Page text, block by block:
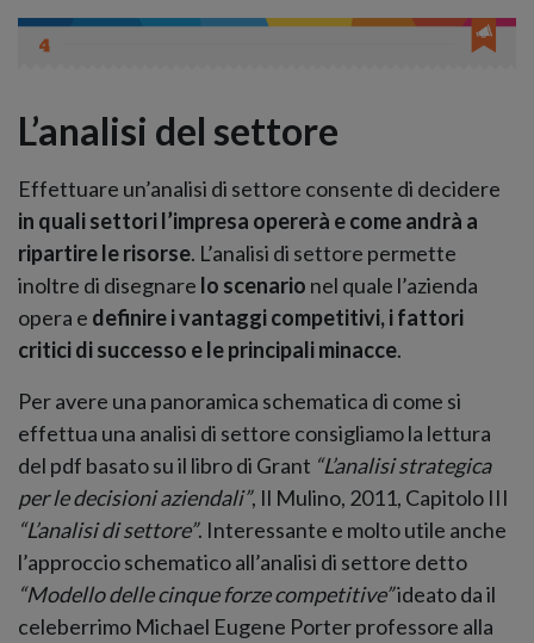
L’analisi del settore
Effettuare un’analisi di settore consente di decidere
in quali settori l’impresa opererà e come andrà a
ripartire le risorse. L’analisi di settore permette
inoltre di disegnare lo scenario nel quale l’azienda
opera e definire i vantaggi competitivi, i fattori
critici di successo e le principali minacce.
Per avere una panoramica schematica di come si
effettua una analisi di settore consigliamo la lettura
del pdf basato su il libro di Grant “L’analisi strategica
per le decisioni aziendali”, Il Mulino, 2011, Capitolo III
“L’analisi di settore”. Interessante e molto utile anche
l’approccio schematico all’analisi di settore detto
“Modello delle cinque forze competitive”ideato da il
celeberrimo Michael Eugene Porter professore alla